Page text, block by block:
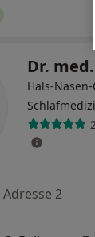
Dr.
Hals-
Adresse 2